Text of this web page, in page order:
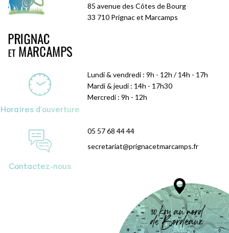
85 avenue des Côtes de Bourg
33 710 Prignac et Marcamps
Horaires d'ouverture
Lundi & vendredi : 9h - 12h / 14h - 17h
Mardi & jeudi : 14h - 17h30
Mercredi : 9h - 12h
Contactez-nous
05 57 68 44 44
secretariat@prignacetmarcamps.fr